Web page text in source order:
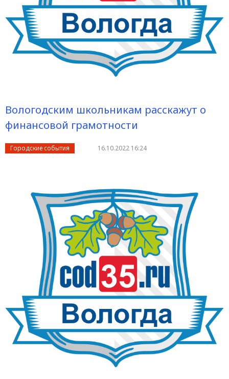
Вологодским школьникам расскажут о
финансовой грамотности
Городские события 16.10.2022 16:24